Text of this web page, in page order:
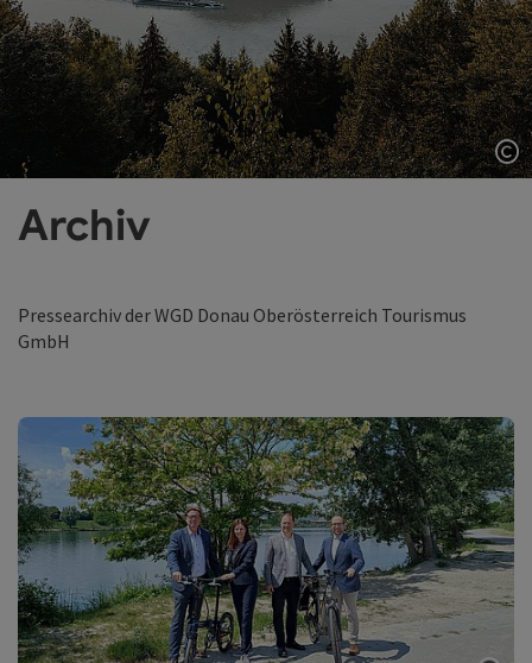
Archiv
Pressearchiv der WGD Donau Oberösterreich Tourismus
GmbH